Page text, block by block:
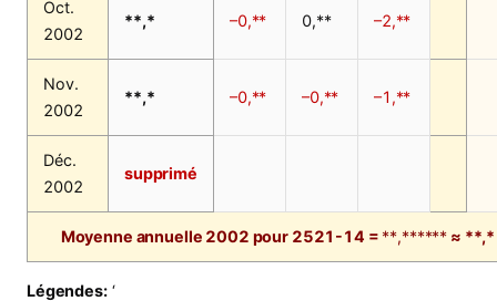
Oct.
2002
**,* –0,** 0,** –2,**
Nov.
2002
**,* –0,** –0,** –1,**
Déc.
2002
supprimé
Moyenne annuelle 2002 pour 2521-14 = **,****** ≈ **,*
Légendes:‘